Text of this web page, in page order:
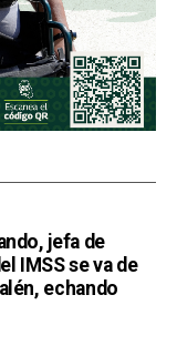
jefa de
IMSS se va de
echando